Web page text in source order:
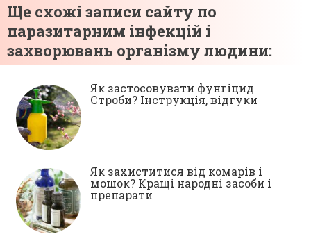
Ще схожі записи сайту по
паразитарним інфекцій і
захворювань організму людини:
Як застосовувати фунгіцид
Строби? Інструкція, відгуки
Як захиститися від комарів і
мошок? Кращі народні засоби і
препарати